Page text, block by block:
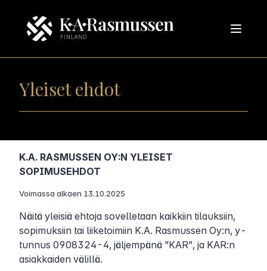
Yleiset ehdot
K.A. RASMUSSEN OY:N YLEISET
SOPIMUSEHDOT
Voimassa alkaen 13.10.2025
Näitä yleisiä ehtoja sovelletaan kaikkiin tilauksiin,
sopimuksiin tai liiketoimiin K.A. Rasmussen Oy:n, y-
tunnus 0908324-4, jäljempänä ”KAR”, ja KAR:n
asiakkaiden välillä.